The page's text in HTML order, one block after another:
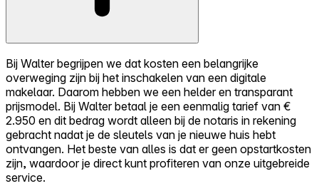
Bij Walter begrijpen we dat kosten een belangrijke
overweging zijn bij het inschakelen van een digitale
makelaar. Daarom hebben we een helder en transparant
prijsmodel. Bij Walter betaal je een eenmalig tarief van €
2.950 en dit bedrag wordt alleen bij de notaris in rekening
gebracht nadat je de sleutels van je nieuwe huis hebt
ontvangen. Het beste van alles is dat er geen opstartkosten
zijn, waardoor je direct kunt profiteren van onze uitgebreide
service.